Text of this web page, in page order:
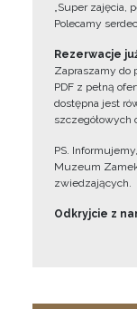
„Super zajęcia,
Polecamy
Rezerwacje
Zapraszamy do
PDF z pełną
dostępna jest
szczegółowych
PS.
Muzeum
zwiedzających.
Odkryjcie z